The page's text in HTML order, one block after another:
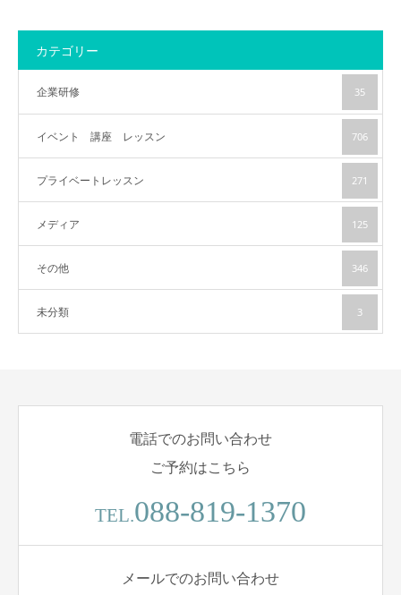
カテゴリー
企業研修 35
イベント 講座 レッスン 706
プライベートレッスン 271
メディア 125
その他 346
未分類 3
電話でのお問い合わせ
ご予約はこちら
TEL.088-819-1370
メールでのお問い合わせ